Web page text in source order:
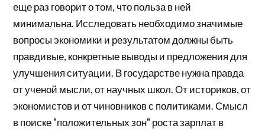
еще раз говорит о том, что польза в ней
минимальна. Исследовать необходимо значимые
вопросы экономики и результатом должны быть
правдивые, конкретные выводы и предложения для
улучшения ситуации. В государстве нужна правда
от ученой мысли, от научных школ. От историков, от
экономистов и от чиновников с политиками. Смысл
в поиске "положительных зон" роста зарплат в